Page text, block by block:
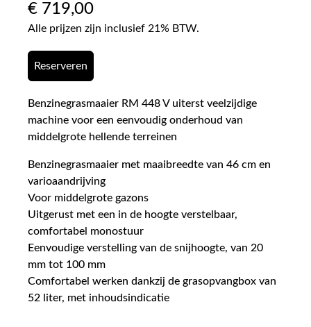
€ 719,00
Alle prijzen zijn inclusief 21% BTW.
Reserveren
Benzinegrasmaaier RM 448 V uiterst veelzijdige
machine voor een eenvoudig onderhoud van
middelgrote hellende terreinen
Benzinegrasmaaier met maaibreedte van 46 cm en
varioaandrijving
Voor middelgrote gazons
Uitgerust met een in de hoogte verstelbaar,
comfortabel monostuur
Eenvoudige verstelling van de snijhoogte, van 20
mm tot 100 mm
Comfortabel werken dankzij de grasopvangbox van
52 liter, met inhoudsindicatie